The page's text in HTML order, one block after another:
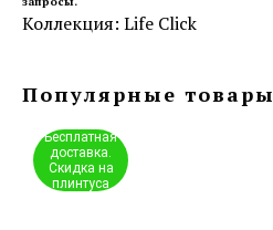
Коллекция: Life Click
Популярные товары
Бесплатная
доставка.
Скидка на
плинтуса